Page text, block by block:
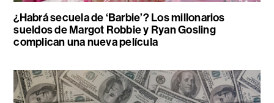
¿Habrá secuela de ‘Barbie’? Los millonarios
sueldos de Margot Robbie y Ryan Gosling
complican una nueva película